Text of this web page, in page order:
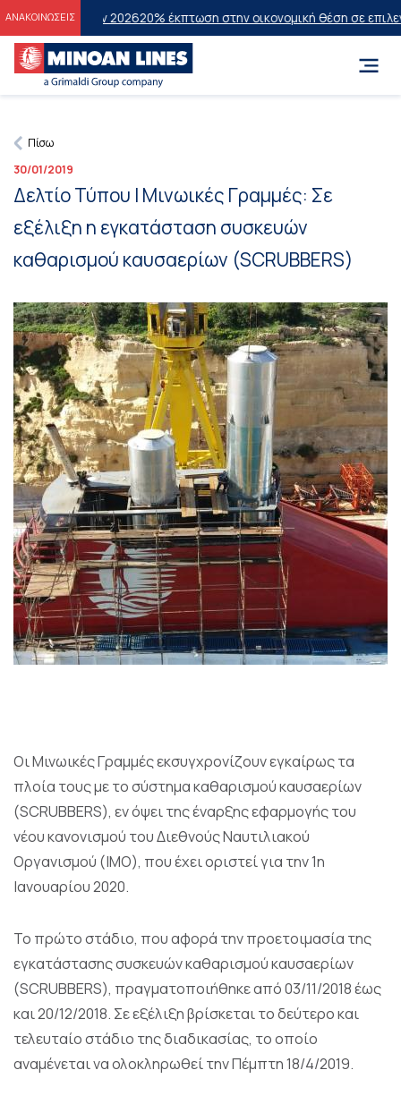
ΑΝΑΚΟΙΝΩΣΕΙΣ
Εξετάσεων 202620% έκπτωση στην οικονομική θέση σε
Πίσω
30/01/2019
Δελτίο Τύπου | Μινωικές Γραμμές: Σε
εξέλιξη η εγκατάσταση συσκευών
καθαρισμού καυσαερίων (SCRUBBERS)
Οι Μινωικές Γραμμές εκσυγχρονίζουν εγκαίρως τα
πλοία τους με το σύστημα καθαρισμού καυσαερίων
(SCRUBBERS), εν όψει της έναρξης εφαρμογής του
νέου κανονισμού του Διεθνούς Ναυτιλιακού
Οργανισμού (IMO), που έχει οριστεί για την 1η
Ιανουαρίου 2020.
Το πρώτο στάδιο, που αφορά την προετοιμασία της
εγκατάστασης συσκευών καθαρισμού καυσαερίων
(SCRUBBERS), πραγματοποιήθηκε από 03/11/2018 έως
και 20/12/2018. Σε εξέλιξη βρίσκεται το δεύτερο και
τελευταίο στάδιο της διαδικασίας, το οποίο
αναμένεται να ολοκληρωθεί την Πέμπτη 18/4/2019.